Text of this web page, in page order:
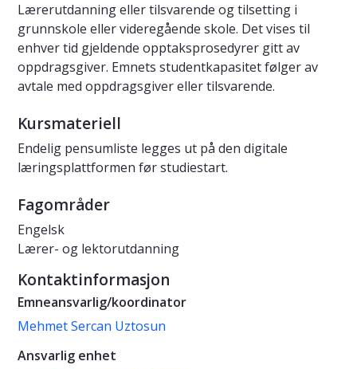
Lærerutdanning eller tilsvarende og tilsetting i
grunnskole eller videregående skole. Det vises til
enhver tid gjeldende opptaksprosedyrer gitt av
oppdragsgiver. Emnets studentkapasitet følger av
avtale med oppdragsgiver eller tilsvarende.
Kursmateriell
Endelig pensumliste legges ut på den digitale
læringsplattformen før studiestart.
Fagområder
Engelsk
Lærer- og lektorutdanning
Kontaktinformasjon
Emneansvarlig/koordinator
Mehmet Sercan Uztosun
Ansvarlig enhet